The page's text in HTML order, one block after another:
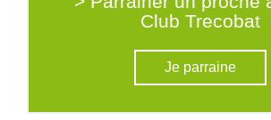
Club Trecobat
Je parraine